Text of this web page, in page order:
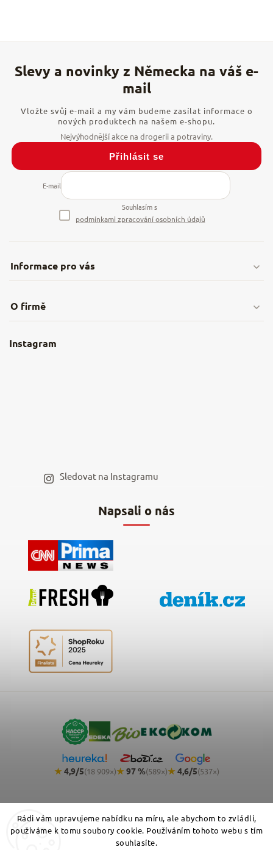
Rádi vám upravujeme nabídku na míru, ale abychom to zvládli,
používáme k tomu soubory cookie. Používáním tohoto webu s tím
souhlasíte.
Informace pro vás
Obchodní podmínky
Nejčastější dotazy
Vložte svůj e-mail a my vám budeme zasílat informace o
nových produktech na našem e-shopu.
E-mail
Souhlasím s
podmínkami zpracování osobních údajů
Přihlásit se
Napsali o nás
Instagram
Sledovat na Instagramu
O firmě
Hodnocení obchodu
★4,9/5(18 909×)★97 %(589×)★4,6/5(537×)